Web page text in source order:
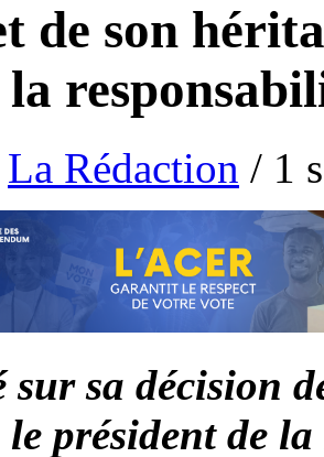
de son
La Rédaction / 1
sa décision
le président de